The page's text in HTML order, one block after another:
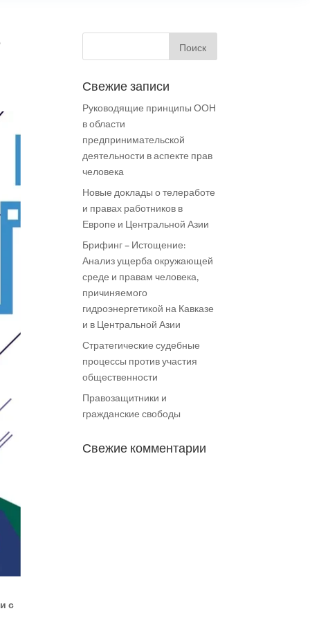
с
Свежие записи
Руководящие принципы ООН
в области
предпринимательской
деятельности в аспекте прав
человека
Новые доклады о телеработе
и правах работников в
Европе и Центральной Азии
Брифинг – Истощение:
Анализ ущерба окружающей
среде и правам человека,
причиняемого
гидроэнергетикой на Кавказе
и в Центральной Азии
Стратегические судебные
процессы против участия
общественности
Правозащитники и
гражданские свободы
Свежие комментарии